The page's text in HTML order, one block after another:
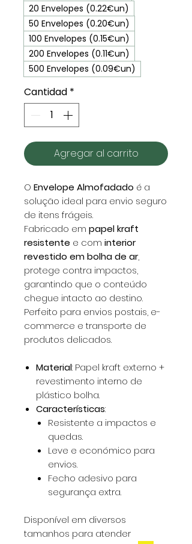
20 Envelopes (0.22€un)
50 Envelopes (0.20€un)
100 Envelopes (0.15€un)
200 Envelopes (0.11€un)
500 Envelopes (0.09€un)
Cantidad *
Agregar al carrito
O Envelope Almofadado é a
solução ideal para envio seguro
de itens frágeis.
Fabricado em papel kraft
resistente e com interior
revestido em bolha de ar,
protege contra impactos,
garantindo que o conteúdo
chegue intacto ao destino.
Perfeito para envios postais, e-
commerce e transporte de
produtos delicados.
Material: Papel kraft externo +
revestimento interno de
plástico bolha.
Características:
Resistente a impactos e
quedas.
Leve e económico para
envios.
Fecho adesivo para
segurança extra.
Disponível em diversos
tamanhos para atender